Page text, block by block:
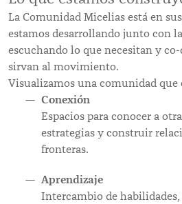
La Comunidad Micelias está en
estamos desarrollando junto con
escuchando lo que necesitan y
sirvan al movimiento.
Visualizamos una comunidad que
Conexión
Espacios para conocer a
estrategias y construir
fronteras.
Aprendizaje
Intercambio de